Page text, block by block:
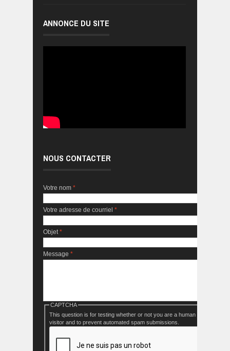
ANNONCE DU SITE
NOUS CONTACTER
Votre nom *
Votre adresse de courriel *
Objet*
Message *
CAPTCHA
This question is for testing whether or not you are a human
visitor and to prevent automated spam submissions.